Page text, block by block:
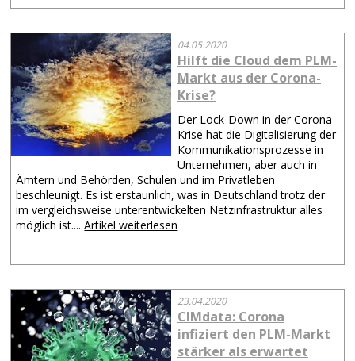
04.05.2020
Hilft die Cloud dem PLM-
Markt aus der Corona-
Krise?
Der Lock-Down in der Corona-
Krise hat die Digitalisierung der
Kommunikationsprozesse in
Unternehmen, aber auch in
Ämtern und Behörden, Schulen und im Privatleben
beschleunigt. Es ist erstaunlich, was in Deutschland trotz der
im vergleichsweise unterentwickelten Netzinfrastruktur alles
möglich ist....Artikel weiterlesen
23.04.2020
CIMdata: Corona
infiziert den PLM-Markt
stärker als erwartet